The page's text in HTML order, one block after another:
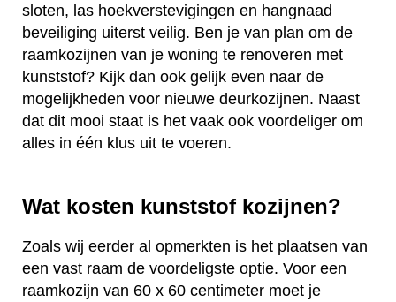
sloten, las hoekverstevigingen en hangnaad
beveiliging uiterst veilig. Ben je van plan om de
raamkozijnen van je woning te renoveren met
kunststof? Kijk dan ook gelijk even naar de
mogelijkheden voor nieuwe deurkozijnen. Naast
dat dit mooi staat is het vaak ook voordeliger om
alles in één klus uit te voeren.
Wat kosten kunststof kozijnen?
Zoals wij eerder al opmerkten is het plaatsen van
een vast raam de voordeligste optie. Voor een
raamkozijn van 60 x 60 centimeter moet je